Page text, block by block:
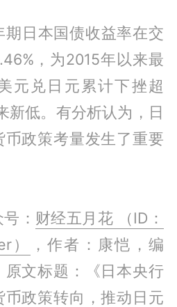
期日本国债收益率在交
，为2015年以来最
元兑日元累计下挫超
新低。有分析认为，日
政策考量发生了重要
： 财经五月花 （ID：
）
，作者：康恺，编
文标题：《日本央行
政策转向，推动日元